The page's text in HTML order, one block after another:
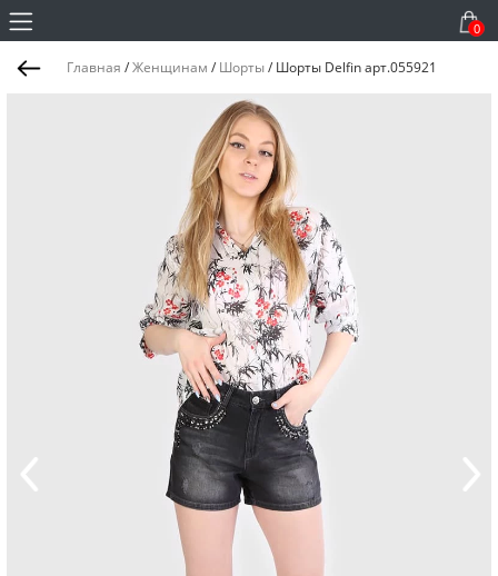
0
Главная /Женщинам / Шорты/ Шорты Delfin арт.055921